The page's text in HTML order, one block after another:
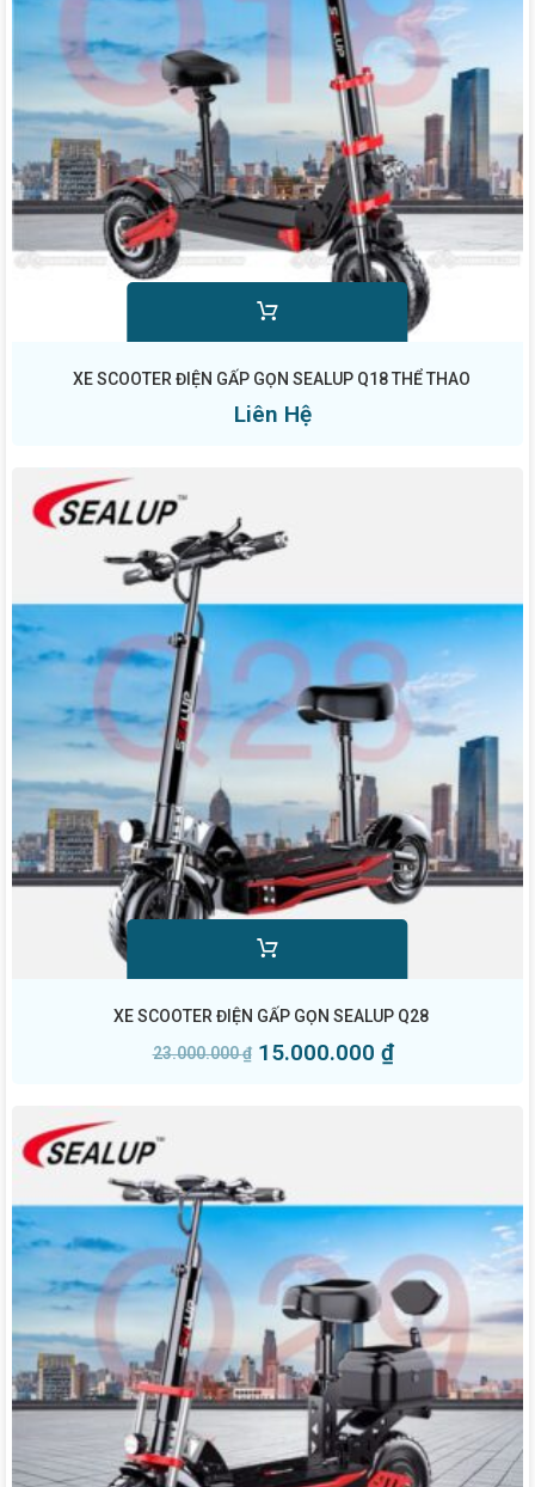
XE SCOOTER ĐIỆN GẤP GỌN SEALUP Q18 THỂ THAO
Liên Hệ
XE SCOOTER ĐIỆN GẤP GỌN SEALUP Q28
23.000.000₫ 15.000.000 ₫